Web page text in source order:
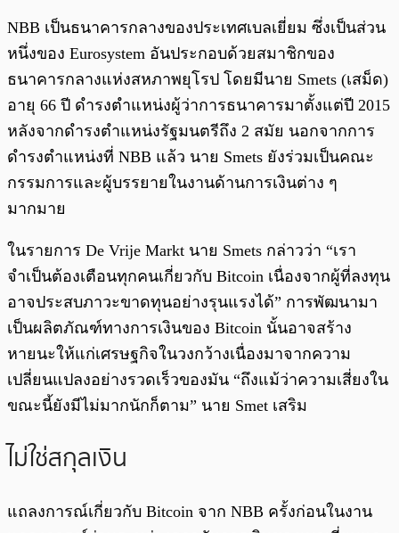
NBB เป็นธนาคารกลางของประเทศเบลเยี่ยม ซึ่งเป็นส่วน
หนึ่งของ Eurosystem อันประกอบด้วยสมาชิกของ
ธนาคารกลางแห่งสหภาพยุโรป โดยมีนาย Smets (เสม็ด)
อายุ 66 ปี ดำรงตำแหน่งผู้ว่าการธนาคารมาตั้งแต่ปี 2015
หลังจากดำรงตำแหน่งรัฐมนตรีถึง 2 สมัย นอกจากการ
ดำรงตำแหน่งที่ NBB แล้ว นาย Smets ยังร่วมเป็นคณะ
กรรมการและผู้บรรยายในงานด้านการเงินต่าง ๆ
มากมาย
ในรายการ De Vrije Markt นาย Smets กล่าวว่า “เรา
จำเป็นต้องเตือนทุกคนเกี่ยวกับ Bitcoin เนื่องจากผู้ที่ลงทุน
อาจประสบภาวะขาดทุนอย่างรุนแรงได้” การพัฒนามา
เป็นผลิตภัณฑ์ทางการเงินของ Bitcoin นั้นอาจสร้าง
หายนะให้แก่เศรษฐกิจในวงกว้างเนื่องมาจากความ
เปลี่ยนแปลงอย่างรวดเร็วของมัน “ถึงแม้ว่าความเสี่ยงใน
ขณะนี้ยังมีไม่มากนักก็ตาม” นาย Smet เสริม
ไม่ใช่สกุลเงิน
แถลงการณ์เกี่ยวกับ Bitcoin จาก NBB ครั้งก่อนในงาน